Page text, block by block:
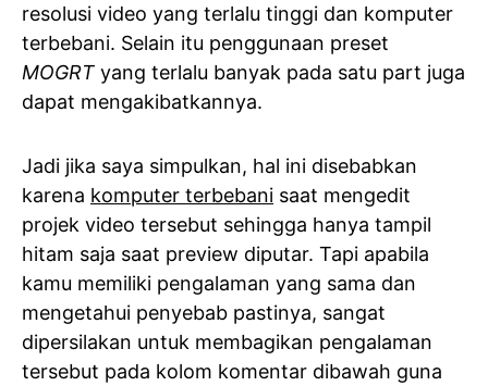
resolusi video yang terlalu tinggi dan komputer
terbebani. Selain itu penggunaan preset
MOGRT yang terlalu banyak pada satu part juga
dapat mengakibatkannya.
Jadi jika saya simpulkan, hal ini disebabkan
karena komputer terbebani saat mengedit
projek video tersebut sehingga hanya tampil
hitam saja saat preview diputar. Tapi apabila
kamu memiliki pengalaman yang sama dan
mengetahui penyebab pastinya, sangat
dipersilakan untuk membagikan pengalaman
tersebut pada kolom komentar dibawah guna